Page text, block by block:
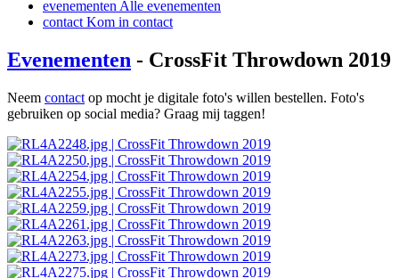
evenementen Alle evenementen
contact Kom in contact
Evenementen - CrossFit Throwdown 2019
Neem contact op mocht je digitale foto's willen bestellen. Foto's
gebruiken op social media? Graag mij taggen!